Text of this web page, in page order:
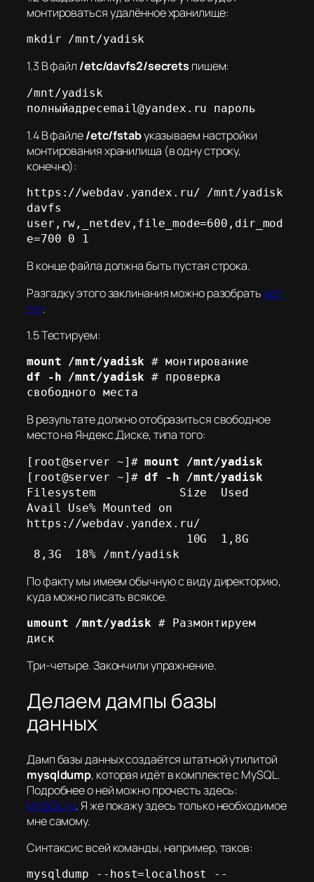
монтироваться удалённое хранилище:
mkdir /mnt/yadisk
1.3 В файл /etc/davfs2/secrets пишем:
/mnt/yadisk
полныйадресemail@yandex.ru пароль
1.4 В файле/etc/fstabуказываем настройки
монтирования хранилища (в одну строку,
конечно):
https://webdav.yandex.ru/ /mnt/yadisk
davfs
user,rw,_netdev,file_mode=600,dir_mod
e=700 0 1
В конце файла должна быть пустая строка.
Разгадку этого заклинания можно разобрать вот
тут.
1.5 Тестируем:
mount /mnt/yadisk
df -h /mnt/yadisk # проверка
свободного места
В результате должно отобразиться свободное
место на Яндекс.Диске, типа того:
[root@server ~]# mount /mnt/yadisk
[root@server ~]# df -h /mnt/yadisk
Filesystem            Size  Used
Avail Use% Mounted on
https://webdav.yandex.ru/
10G  1,8G
8,3G  18% /mnt/yadisk
По факту мы имеем обычную с виду директорию,
куда можно писать всякое.
umount /mnt/yadisk # Размонтируем
диск
Три-четыре. Закончили упражнение.
Делаем дампы базы
данных
Дамп базы данных создаётся штатной утилитой
mysqldump, которая идёт в комплекте с MySQL.
Подробнее о ней можно прочесть здесь:
MySQL.ru. Я же покажу здесь только необходимое
мне самому.
Синтаксис всей команды, например, таков:
mysqldump --host=localhost --